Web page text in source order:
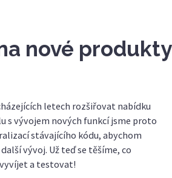
nové produkty
letech rozšiřovat nabídku
s vývojem nových funkcí jsme proto
stávajícího kódu, abychom
vývoj. Už teď se těšíme, co
a testovat!